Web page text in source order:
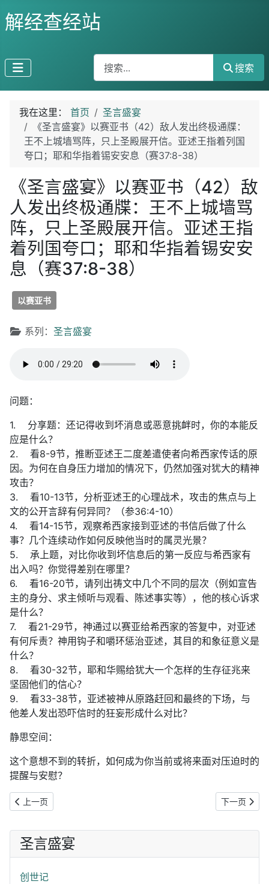
解经查经站
搜索
搜索
我在这里： 首页
圣言盛宴
《圣言盛宴》以赛亚书（42）敌人发出终极通牒：
王不上城墙骂阵，只上圣殿展开信。亚述王指着列国
夸口；耶和华指着锡安安息（赛37:8-38）
《圣言盛宴》以赛亚书（42）敌
人发出终极通牒：王不上城墙骂
阵，只上圣殿展开信。亚述王指
着列国夸口；耶和华指着锡安安
息（赛37:8-38）
以赛亚书
文章信息
系列： 圣言盛宴
问题：
1. 分享题：还记得收到坏消息或恶意挑衅时，你的本能反
应是什么？
2. 看8-9节，推断亚述王二度差遣使者向希西家传话的原
因。为何在自身压力增加的情况下，仍然加强对犹大的精神
攻击？
3. 看10-13节，分析亚述王的心理战术，攻击的焦点与上
文的公开言辞有何异同？（参36:4-10）
4. 看14-15节，观察希西家接到亚述的书信后做了什么
事？几个连续动作如何反映他当时的属灵光景？
5. 承上题，对比你收到坏信息后的第一反应与希西家有
出入吗？你觉得差别在哪里？
6. 看16-20节，请列出祷文中几个不同的层次（例如宣告
主的身分、求主倾听与观看、陈述事实等），他的核心诉求
是什么？
7. 看21-29节，神通过以赛亚给希西家的答复中，对亚述
有何斥责？神用钩子和嚼环惩治亚述，其目的和象征意义是
什么？
8. 看30-32节，耶和华赐给犹大一个怎样的生存征兆来
坚固他们的信心？
9. 看33-38节，亚述被神从原路赶回和最终的下场，与
他差人发出恐吓信时的狂妄形成什么对比？
静思空间：
这个意想不到的转折，如何成为你当前或将来面对压迫时的
提醒与安慰？
上一篇文章: 《圣言盛宴》以赛亚书（43）一夜灭敌，一日延寿：
上一页 下一篇文章:
下一页
圣言盛宴
创世记